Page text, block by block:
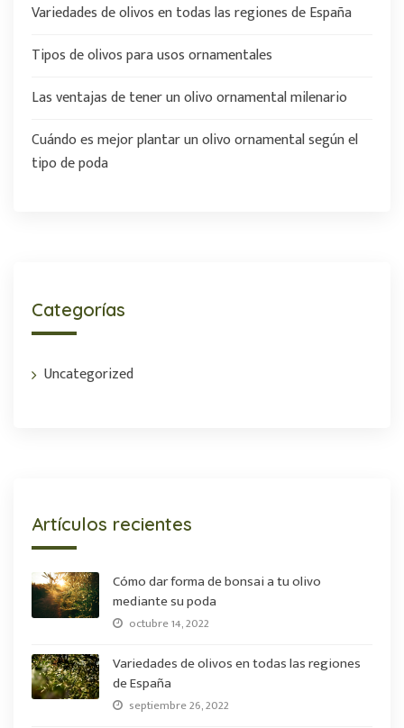
Variedades de olivos en todas las regiones de España
Tipos de olivos para usos ornamentales
Las ventajas de tener un olivo ornamental milenario
Cuándo es mejor plantar un olivo ornamental según el
tipo de poda
Categorías
Uncategorized
Artículos recientes
Cómo dar forma de bonsai a tu olivo
mediante su poda
octubre 14, 2022
Variedades de olivos en todas las regiones
de España
septiembre 26, 2022